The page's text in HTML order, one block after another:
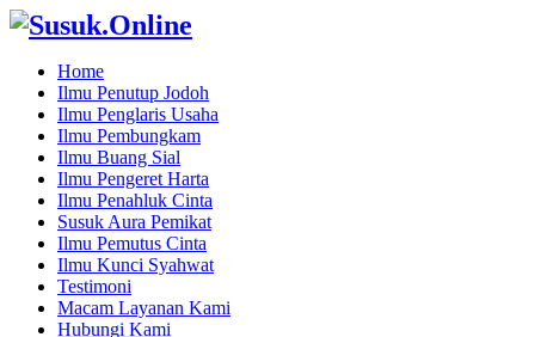
Home
Ilmu Penutup Jodoh
Ilmu Penglaris Usaha
Ilmu Pembungkam
Ilmu Buang Sial
Ilmu Pengeret Harta
Ilmu Penahluk Cinta
Susuk Aura Pemikat
Ilmu Pemutus Cinta
Ilmu Kunci Syahwat
Testimoni
Macam Layanan Kami
Hubungi Kami